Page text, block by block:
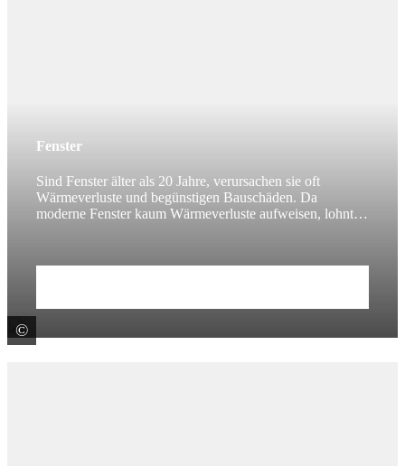
©
Fenster
Sind Fenster älter als 20 Jahre, verursachen sie oft
Wärmeverluste und begünstigen Bauschäden. Da
moderne Fenster kaum Wärmeverluste aufweisen, lohnt